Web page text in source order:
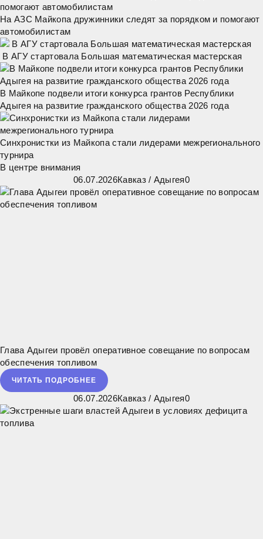
На АЗС Майкопа дружинники следят за порядком и помогают
автомобилистам
В АГУ стартовала Большая математическая мастерская
В Майкопе подвели итоги конкурса грантов Республики
Адыгея на развитие гражданского общества 2026 года
Синхронистки из Майкопа стали лидерами межрегионального
турнира
В центре внимания
06.07.2026Кавказ/ Адыгея0
Глава Адыгеи провёл оперативное совещание по вопросам
обеспечения топливом
ЧИТАТЬ ПОДРОБНЕЕ
06.07.2026Кавказ/ Адыгея0